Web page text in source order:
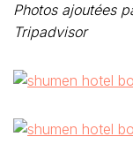
Photos ajoutées
Tripadvisor